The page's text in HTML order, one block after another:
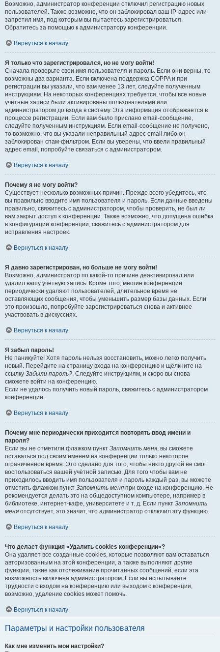
Возможно, администратор конференции отключил регистрацию новых
пользователей. Также возможно, что он заблокировал ваш IP-адрес или
запретил имя, под которым вы пытаетесь зарегистрироваться.
Обратитесь за помощью к администратору конференции.
Вернуться к началу
Я только что зарегистрировался, но не могу войти!
Сначала проверьте свои имя пользователя и пароль. Если они верны, то
возможны два варианта. Если включена поддержка COPPA и при
регистрации вы указали, что вам менее 13 лет, следуйте полученным
инструкциям. На некоторых конференциях требуется, чтобы все новые
учётные записи были активированы пользователями или
администратором до входа в систему. Эта информация отображается в
процессе регистрации. Если вам было прислано email-сообщение,
следуйте полученным инструкциям. Если email-сообщение не получено,
то возможно, что вы указали неправильный адрес email либо он
заблокирован спам-фильтром. Если вы уверены, что ввели правильный
адрес email, попробуйте связаться с администратором.
Вернуться к началу
Почему я не могу войти?
Существует несколько возможных причин. Прежде всего убедитесь, что
вы правильно вводите имя пользователя и пароль. Если данные введены
правильно, свяжитесь с администратором, чтобы проверить, не был ли
вам закрыт доступ к конференции. Также возможно, что допущена ошибка
в конфигурации конференции, свяжитесь с администратором для
исправления настроек.
Вернуться к началу
Я давно зарегистрирован, но больше не могу войти!
Возможно, администратор по какой-то причине деактивировал или
удалил вашу учётную запись. Кроме того, многие конференции
периодически удаляют пользователей, длительное время не
оставляющих сообщения, чтобы уменьшить размер базы данных. Если
это произошло, попробуйте зарегистрироваться снова и активнее
участвовать в дискуссиях.
Вернуться к началу
Я забыл пароль!
Не паникуйте! Хотя пароль нельзя восстановить, можно легко получить
новый. Перейдите на страницу входа на конференцию и щёлкните на
ссылку Забыли пароль?. Следуйте инструкциям, и скоро вы снова
сможете войти на конференцию.
Если не удалось получить новый пароль, свяжитесь с администратором
конференции.
Вернуться к началу
Почему мне периодически приходится повторять ввод имени и
пароля?
Если вы не отметили флажком пункт Запомнить меня, вы сможете
оставаться под своим именем на конференции только некоторое
ограниченное время. Это сделано для того, чтобы никто другой не смог
воспользоваться вашей учётной записью. Для того чтобы вам не
приходилось вводить имя пользователя и пароль каждый раз, вы можете
отметить флажком пункт Запомнить меня при входе на конференцию. Не
рекомендуется делать это на общедоступном компьютере, например в
библиотеке, интернет-кафе, университете и т. д. Если пункт Запомнить
меня отсутствует, это значит, что администратор отключил эту функцию.
Вернуться к началу
Что делает функция «Удалить cookies конференции»?
Она удаляет все созданные cookies, которые позволяют вам оставаться
авторизованным на этой конференции, а также выполняют другие
функции, такие как отслеживание прочитанных сообщений, если эта
возможность включена администратором. Если вы испытываете
трудности с входом на конференцию или выходом с конференции,
возможно, удаление cookies может помочь.
Вернуться к началу
Параметры и настройки пользователя
Как мне изменить мои настройки?